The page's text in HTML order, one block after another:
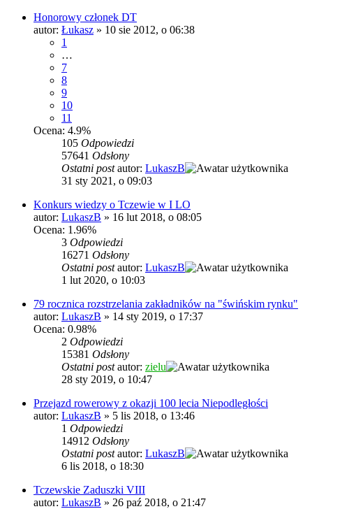
Honorowy członek DT
autor: Łukasz » 10 sie 2012, o 06:38
1
…
7
8
9
10
11
Ocena: 4.9%
105 Odpowiedzi
57641 Odsłony
Ostatni postautor: LukaszB
31 sty 2021, o 09:03
Konkurs wiedzy o Tczewie w I LO
autor: LukaszB » 16 lut 2018, o 08:05
Ocena: 1.96%
3 Odpowiedzi
16271 Odsłony
Ostatni postautor: LukaszB
1 lut 2020, o 10:03
79 rocznica rozstrzelania zakładników na "świńskim rynku"
autor: LukaszB » 14 sty 2019, o 17:37
Ocena: 0.98%
2 Odpowiedzi
15381 Odsłony
Ostatni postautor: zielu
28 sty 2019, o 10:47
Przejazd rowerowy z okazji 100 lecia Niepodległości
autor: LukaszB » 5 lis 2018, o 13:46
1 Odpowiedzi
14912 Odsłony
Ostatni postautor: LukaszB
6 lis 2018, o 18:30
Tczewskie Zaduszki VIII
autor: LukaszB » 26 paź 2018, o 21:47